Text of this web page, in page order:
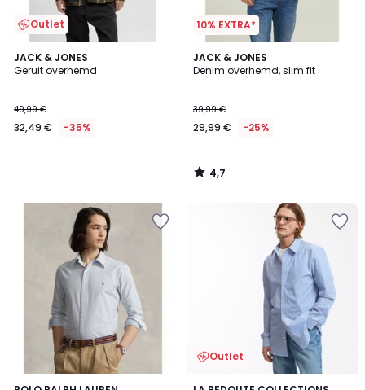
Outlet
JACK & JONES
Geruit overhemd
49,99 €
32,49 € -35%
10% EXTRA*
JACK & JONES
Denim overhemd, slim fit
39,99 €
29,99 € -25%
4,7
/ 5
4,7
/
Outlet